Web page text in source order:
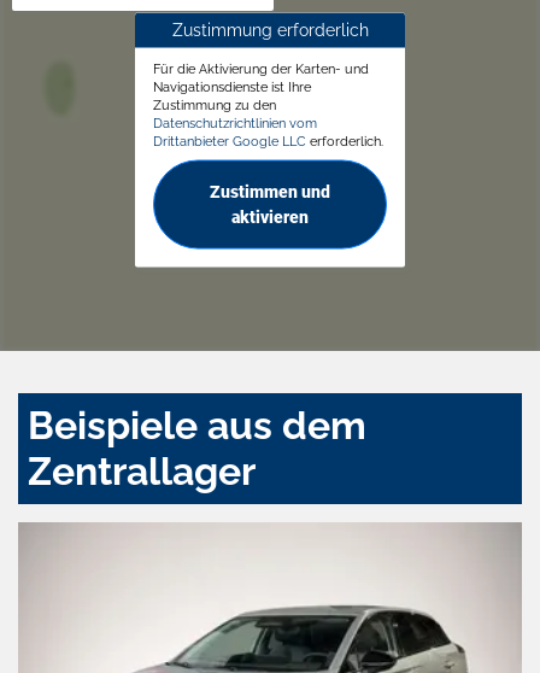
Zustimmung erforderlich
Für die Aktivierung der Karten- und
Navigationsdienste ist Ihre
Zustimmung zu den
Datenschutzrichtlinien vom
Drittanbieter Google LLC erforderlich.
Zustimmen und
aktivieren
Beispiele aus dem
Zentrallager